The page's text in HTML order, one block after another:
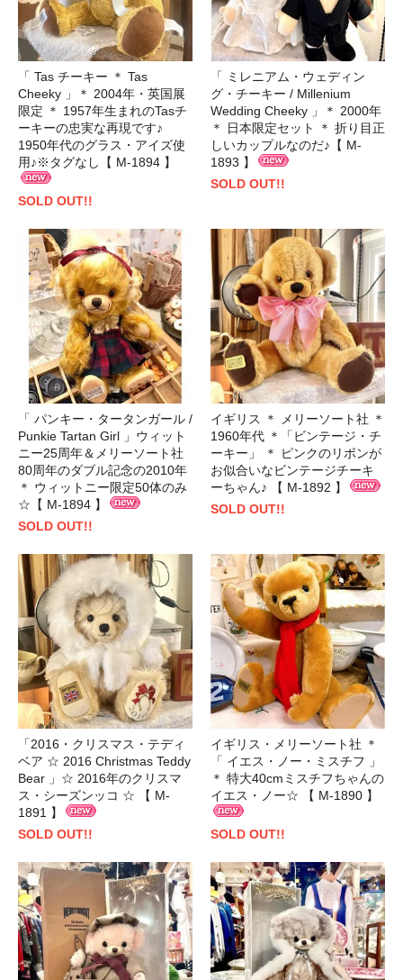
「 Tas チーキー ＊ Tas
Cheeky 」＊ 2004年・英国展
限定 ＊ 1957年生まれのTasチ
ーキーの忠実な再現です♪
1950年代のグラス・アイズ使
用♪※タグなし【 M-1894 】
SOLD OUT!!
「 ミレニアム・ウェディン
グ・チーキー / Millenium
Wedding Cheeky 」＊ 2000年
＊ 日本限定セット ＊ 折り目正
しいカップルなのだ♪【 M-
1893 】
SOLD OUT!!
「 パンキー・タータンガール /
Punkie Tartan Girl 」ウィット
ニー25周年＆メリーソート社
80周年のダブル記念の2010年
＊ ウィットニー限定50体のみ
☆【 M-1894 】
SOLD OUT!!
イギリス ＊ メリーソート社 ＊
1960年代 ＊「ビンテージ・チ
ーキー」 ＊ ピンクのリボンが
お似合いなビンテージチーキ
ーちゃん♪ 【 M-1892 】
SOLD OUT!!
「2016・クリスマス・テディ
ベア ☆ 2016 Christmas Teddy
Bear 」☆ 2016年のクリスマ
ス・シーズンッコ ☆ 【 M-
1891 】
SOLD OUT!!
イギリス・メリーソート社 ＊
「 イエス・ノー・ミスチフ 」
＊ 特大40cmミスチフちゃんの
イエス・ノー☆ 【 M-1890 】
SOLD OUT!!